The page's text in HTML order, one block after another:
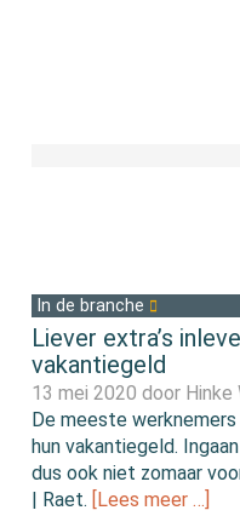
In de branche
Liever extra’s
vakantiegeld
13 mei 2020 door Hinke
De meeste
hun vakantiegeld.
dus ook niet zomaar
| Raet. [Lees meer …]